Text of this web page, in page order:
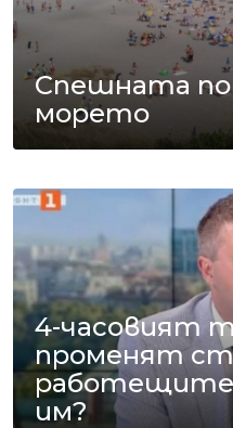
Спешната
морето
4-часовият
променят
им?